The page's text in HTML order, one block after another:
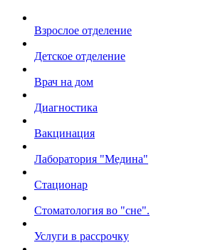
Взрослое отделение
Детское отделение
Врач на дом
Диагностика
Вакцинация
Лаборатория "Медина"
Стационар
Стоматология во "сне".
Услуги в рассрочку